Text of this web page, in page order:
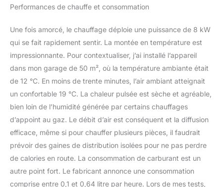
Bluetooth,
panneau d'affichage.
Vous pouvez contrôler et
surveiller votre chauffage
directement depuis votre
smartphone. Ajustez les
paramètres de
température sans effort
pour une expérience de
chauffage intuitive et
pratique.
Performances de chauffe et consommation
Une fois amorcé, le chauffage déploie une puissance de 8 kW
qui se fait rapidement sentir. La montée en température est
impressionnante. Pour contextualiser, j’ai installé l’appareil
dans mon garage de 50 m², où la température ambiante était
de 12 °C. En moins de trente minutes, l’air ambiant atteignait
un confortable 19 °C. La chaleur pulsée est sèche et agréable,
bien loin de l’humidité générée par certains chauffages
d’appoint au gaz. Le débit d’air est conséquent et la diffusion
efficace, même si pour chauffer plusieurs pièces, il faudrait
prévoir des gaines de distribution isolées pour ne pas perdre
de calories en route. La consommation de carburant est un
autre point fort. Le fabricant annonce une consommation
comprise entre 0,1 et 0,64 litre par heure. Lors de mes tests,